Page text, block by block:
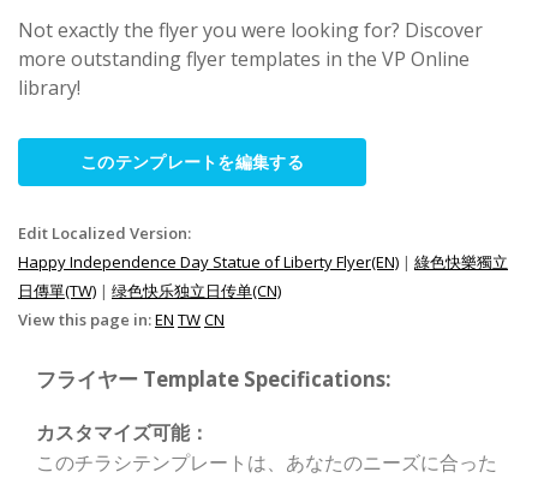
Not exactly the flyer you were looking for? Discover
more outstanding flyer templates in the VP Online
library!
このテンプレートを編集する
Edit Localized Version:
Happy Independence Day Statue of Liberty Flyer(EN) | 綠色快樂獨立
日傳單(TW) | 绿色快乐独立日传单(CN)
View this page in:EN TWCN
フライヤー Template Specifications:
カスタマイズ可能：
このチラシテンプレートは、あなたのニーズに合った